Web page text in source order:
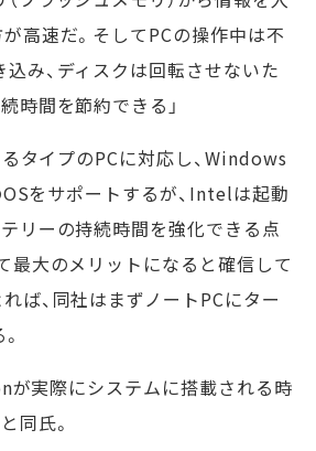
高速だ。そしてPCの操作中は不
み、ディスクは回転させないた
時間を節約できる」
タイプのPCに対応し、Windows
をサポートするが、Intelは起動
リーの持続時間を強化できる点
最大のメリットになると確信して
ば、同社はまずノートPCにター
が実際にシステムに搭載される時
同氏。